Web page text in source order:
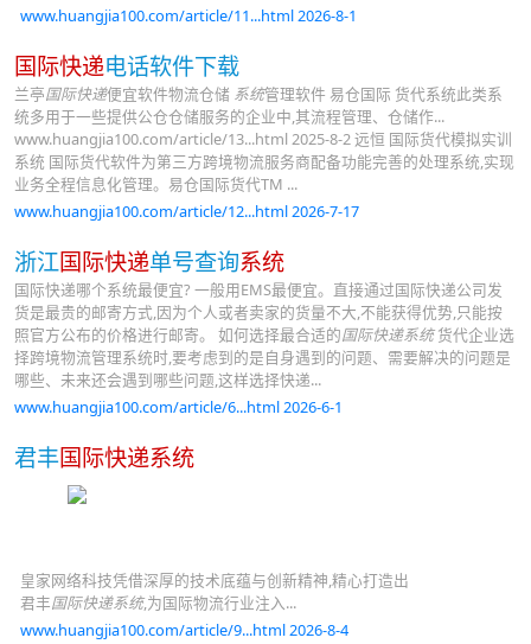
www.huangjia100.com/article/11...html 2026-8-1
国际快递电话软件下载
兰亭国际快递便宜软件物流仓储 系统管理软件 易仓国际 货代系统此类系
统多用于一些提供公仓仓储服务的企业中,其流程管理、仓储作...
www.huangjia100.com/article/13...html 2025-8-2 远恒 国际货代模拟实训
系统 国际货代软件为第三方跨境物流服务商配备功能完善的处理系统,实现
业务全程信息化管理。易仓国际货代TM ...
www.huangjia100.com/article/12...html 2026-7-17
浙江国际快递单号查询系统
国际快递哪个系统最便宜? 一般用EMS最便宜。直接通过国际快递公司发
货是最贵的邮寄方式,因为个人或者卖家的货量不大,不能获得优势,只能按
照官方公布的价格进行邮寄。 如何选择最合适的国际快递系统货代企业选
择跨境物流管理系统时,要考虑到的是自身遇到的问题、需要解决的问题是
哪些、未来还会遇到哪些问题,这样选择快递...
www.huangjia100.com/article/6...html 2026-6-1
君丰国际快递系统
皇家网络科技凭借深厚的技术底蕴与创新精神,精心打造出
君丰国际快递系统,为国际物流行业注入...
www.huangjia100.com/article/9...html 2026-8-4